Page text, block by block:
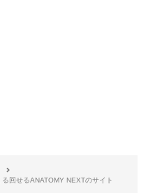
回せるANATOMY NEXTのサイト